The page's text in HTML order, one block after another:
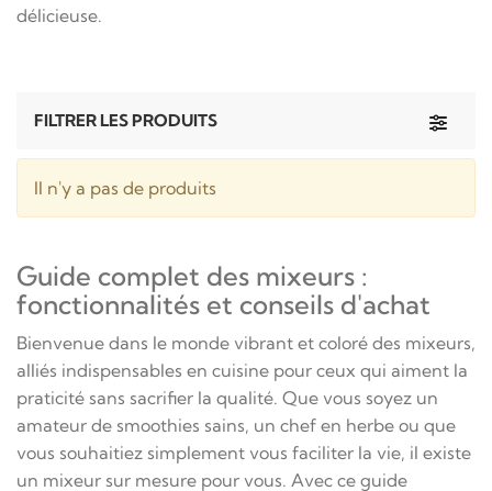
délicieuse.
Toggle
FILTRER LES PRODUITS
Il n'y a pas de produits
Guide complet des mixeurs :
fonctionnalités et conseils d'achat
Bienvenue dans le monde vibrant et coloré des mixeurs,
alliés indispensables en cuisine pour ceux qui aiment la
praticité sans sacrifier la qualité. Que vous soyez un
amateur de smoothies sains, un chef en herbe ou que
vous souhaitiez simplement vous faciliter la vie, il existe
un mixeur sur mesure pour vous. Avec ce guide